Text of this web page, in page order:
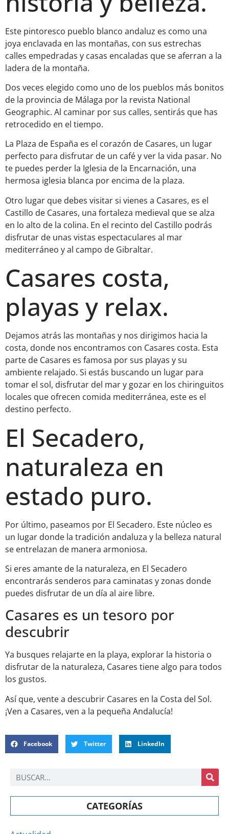
Este pintoresco pueblo blanco andaluz es como una
joya enclavada en las montañas, con sus estrechas
calles empedradas y casas encaladas que se aferran a la
ladera de la montaña.
Dos veces elegido como uno de los pueblos más bonitos
de la provincia de Málaga por la revista National
Geographic. Al caminar por sus calles, sentirás que has
retrocedido en el tiempo.
La Plaza de España es el corazón de Casares, un lugar
perfecto para disfrutar de un café y ver la vida pasar. No
te puedes perder la Iglesia de la Encarnación, una
hermosa iglesia blanca por encima de la plaza.
Otro lugar que debes visitar si vienes a Casares, es el
Castillo de Casares, una fortaleza medieval que se alza
en lo alto de la colina. En el recinto del Castillo podrás
disfrutar de unas vistas espectaculares al mar
mediterráneo y al campo de Gibraltar.
Casares costa,
playas y relax.
Dejamos atrás las montañas y nos dirigimos hacia la
costa, donde nos encontramos con Casares costa. Esta
parte de Casares es famosa por sus playas y su
ambiente relajado. Si estás buscando un lugar para
tomar el sol, disfrutar del mar y gozar en los chiringuitos
locales que ofrecen comida mediterránea, este es el
destino perfecto.
El Secadero,
naturaleza en
estado puro.
Por último, paseamos por El Secadero. Este núcleo es
un lugar donde la tradición andaluza y la belleza natural
se entrelazan de manera armoniosa.
Si eres amante de la naturaleza, en El Secadero
encontrarás senderos para caminatas y zonas donde
puedes disfrutar de un día al aire libre.
Casares es un tesoro por
descubrir
Ya busques relajarte en la playa, explorar la historia o
disfrutar de la naturaleza, Casares tiene algo para todos
los gustos.
Así que, vente a descubrir Casares en la Costa del Sol.
¡Ven a Casares, ven a la pequeña Andalucía!
Facebook Twitter LinkedIn
CATEGORÍAS